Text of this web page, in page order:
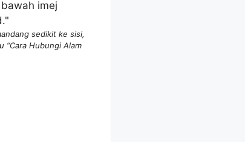
sedikit ke sisi,
“Cara Hubungi Alam